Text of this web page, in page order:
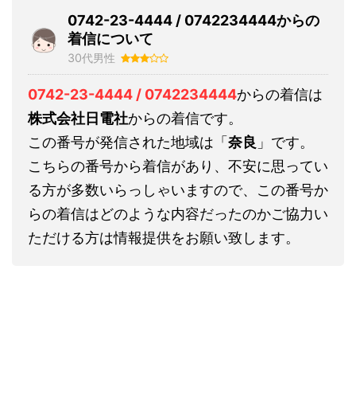
0742-23-4444 / 0742234444からの
着信について
30代男性
0742-23-4444 / 0742234444からの着信は
株式会社日電社からの着信です。
この番号が発信された地域は「 奈良 」です。
こちらの番号から着信があり、不安に思ってい
る方が多数いらっしゃいますので、この番号か
らの着信はどのような内容だったのかご協力い
ただける方は情報提供をお願い致します。